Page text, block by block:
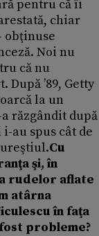
pentru că îi
chiar
obţinuse
Noi nu
că nu
’89, Getty
la un
răzgândit după
au spus cât de
Cu
şi, în
rudelor aflate
atârna
în faţa
probleme?